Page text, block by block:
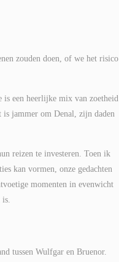
zouden doen, of we het risico
is een heerlijke mix van zoetheid
jammer om Denal, zijn daden
reizen te investeren. Toen ik
kan vormen, onze gedachten
momenten in evenwicht
is.
tussen Wulfgar en Bruenor.